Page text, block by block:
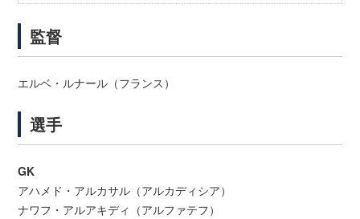
監督
エルベ・ルナール（フランス）
選手
GK
アハメド・アルカサル（アルカディシア）
ナワフ・アルアキディ（アルファテフ）